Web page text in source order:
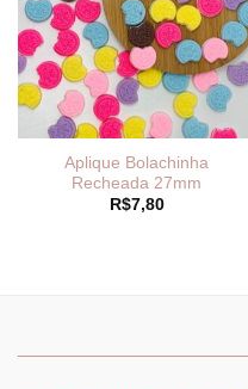
Aplique Bolachinha
Recheada 27mm
R$7,80